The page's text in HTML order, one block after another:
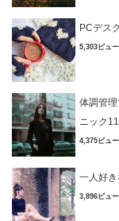
PCデス
5,303ビュー
体調管
ニック
4,375ビュー
一人好
3,896ビュー